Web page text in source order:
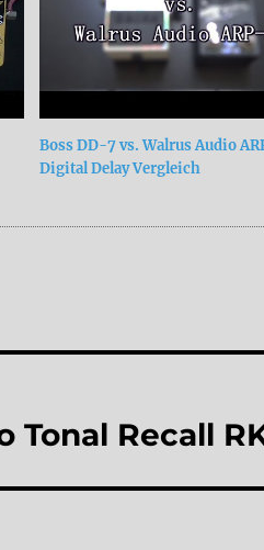
Boss DD-7 vs. Walrus Audio
Digital Delay Vergleich
Tonal Recall